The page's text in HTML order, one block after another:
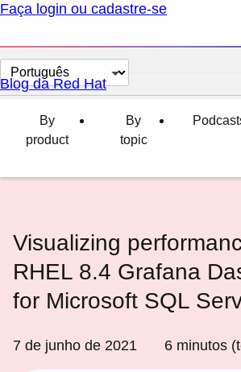
Faça login ou cadastre-se
Selecionar
idioma
Blog da Red Hat
By
product
By
topic
Visualizing
RHEL 8.4 Grafana
for Microsoft SQL
7 de junho de 2021 6 minutos